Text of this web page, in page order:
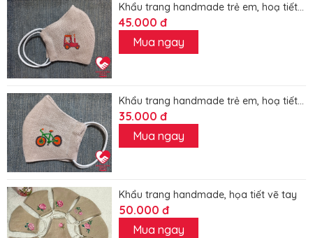
Khẩu trang handmade trẻ em, hoạ tiết...
45.000 đ
Mua ngay
Khẩu trang handmade trẻ em, hoạ tiết...
35.000 đ
Mua ngay
Khẩu trang handmade, họa tiết vẽ tay
50.000 đ
Mua ngay